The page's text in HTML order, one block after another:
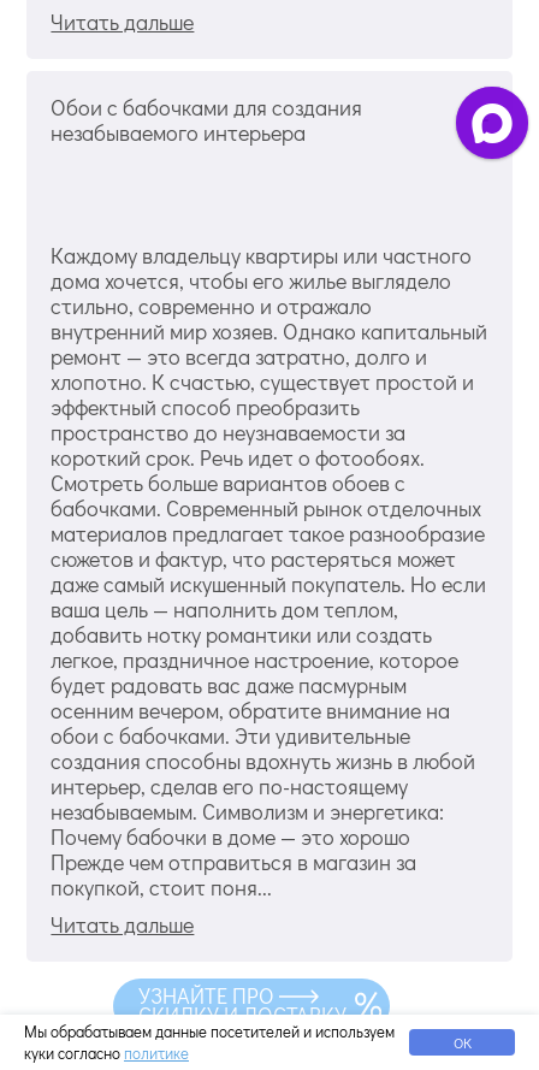
Читать дальше
Обои с бабочками для создания
незабываемого интерьера
Каждому владельцу квартиры или частного
дома хочется, чтобы его жилье выглядело
стильно, современно и отражало
внутренний мир хозяев. Однако капитальный
ремонт — это всегда затратно, долго и
хлопотно. К счастью, существует простой и
эффектный способ преобразить
пространство до неузнаваемости за
короткий срок. Речь идет о фотообоях.
Смотреть больше вариантов обоев с
бабочками. Современный рынок отделочных
материалов предлагает такое разнообразие
сюжетов и фактур, что растеряться может
даже самый искушенный покупатель. Но если
ваша цель — наполнить дом теплом,
добавить нотку романтики или создать
легкое, праздничное настроение, которое
будет радовать вас даже пасмурным
осенним вечером, обратите внимание на
обои с бабочками. Эти удивительные
создания способны вдохнуть жизнь в любой
интерьер, сделав его по-настоящему
незабываемым. Символизм и энергетика:
Почему бабочки в доме — это хорошо
Прежде чем отправиться в магазин за
покупкой, стоит поня...
Читать дальше
Остались вопросы?
Мы обрабатываем данные посетителей и используем
куки согласно политике ОК
УЗНАЙТЕ ПРО
СКИДКУ И ДОСТАВКУ